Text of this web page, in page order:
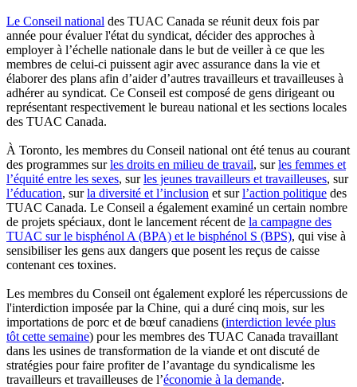
Le Conseil national des TUAC Canada se réunit deux fois par
année pour évaluer l'état du syndicat, décider des approches à
employer à l’échelle nationale dans le but de veiller à ce que les
membres de celui-ci puissent agir avec assurance dans la vie et
élaborer des plans afin d’aider d’autres travailleurs et travailleuses à
adhérer au syndicat. Ce Conseil est composé de gens dirigeant ou
représentant respectivement le bureau national et les sections locales
des TUAC Canada.
À Toronto, les membres du Conseil national ont été tenus au courant
des programmes surles droits en milieu de travail, surles femmes et
l’équité entre les sexes, surles jeunes travailleurs et travailleuses, sur
l’éducation, surla diversité et l’inclusion et surl’action politique des
TUAC Canada. Le Conseil a également examiné un certain nombre
de projets spéciaux, dont le lancement récent de la campagne des
TUAC sur le bisphénol A (BPA) et le bisphénol S (BPS), qui vise à
sensibiliser les gens aux dangers que posent les reçus de caisse
contenant ces toxines.
Les membres du Conseil ont également exploré les répercussions de
l'interdiction imposée par la Chine, qui a duré cinq mois, sur les
importations de porc et de bœuf canadiens (interdiction levée plus
tôt cette semaine) pour les membres des TUAC Canada travaillant
dans les usines de transformation de la viande et ont discuté de
stratégies pour faire profiter de l’avantage du syndicalisme les
travailleurs et travailleuses de l’économie à la demande.